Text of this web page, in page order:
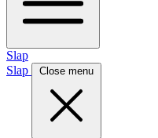
Slap
Slap
Close menu